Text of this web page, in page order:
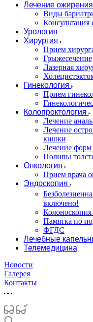
Лечение
Виды
Консультация
Урология
Хирургия
Прием
Грыжесечение
Лазерная
Гинекология
Прием
Колопроктология
Лечение
Лечение
кишки
Лечение форм
Полипы
Онкология
Прием врача
Эндоскопия
включено!
Памятка по
ФГДС
Лечебные
Телемедицина
Новости
Галерея
Контакты